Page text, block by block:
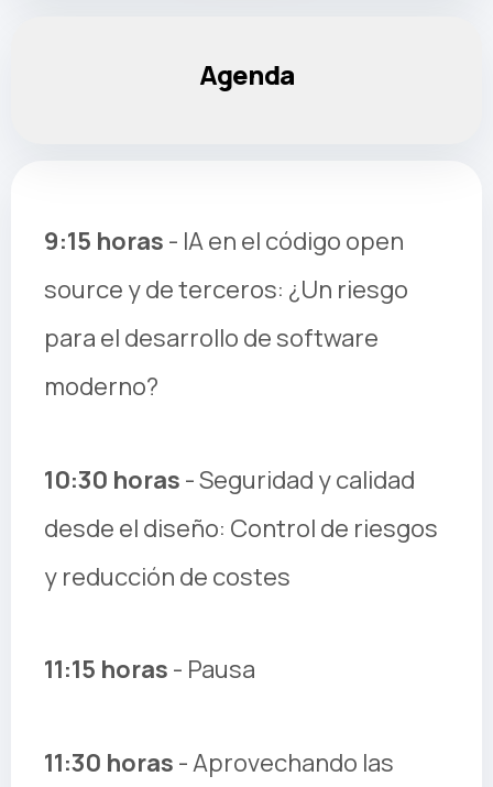
Agenda
9:15 horas - IA en el código open
source y de terceros: ¿Un riesgo
para el desarrollo de software
moderno?
10:30 horas - Seguridad y calidad
desde el diseño: Control de riesgos
y reducción de costes
11:15 horas - Pausa
11:30 horas - Aprovechando las